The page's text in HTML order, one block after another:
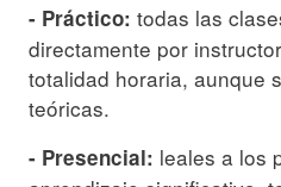
- Práctico: todas las
directamente por
totalidad horaria, aunque
teóricas.
- Presencial: leales a los